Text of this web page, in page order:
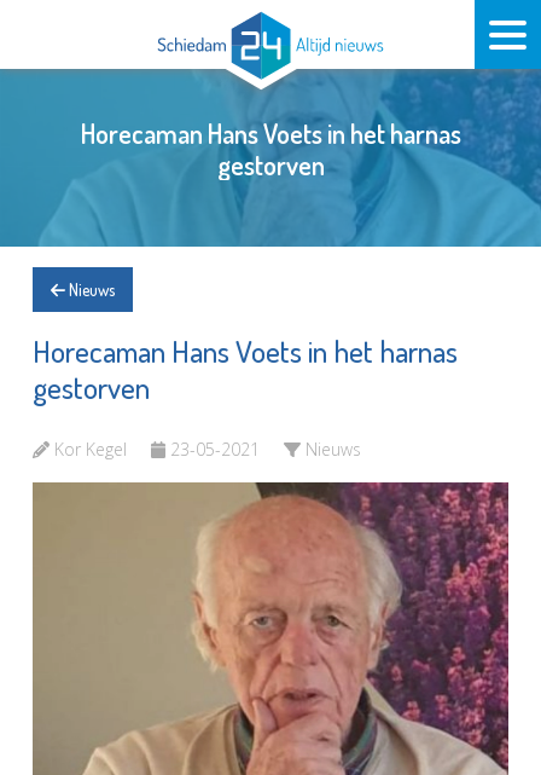
Horecaman Hans Voets in het harnas
gestorven
Nieuws
Horecaman Hans Voets in het harnas
gestorven
Kor Kegel 23-05-2021 Nieuws